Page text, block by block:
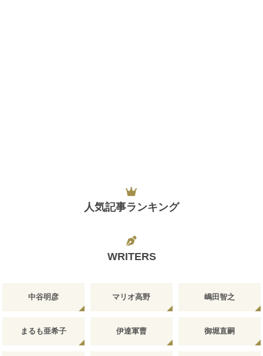
人気記事ランキング
WRITERS
中谷明彦 マリオ高野 嶋田智之
まるも亜希子 伊達軍曹 御堀直嗣